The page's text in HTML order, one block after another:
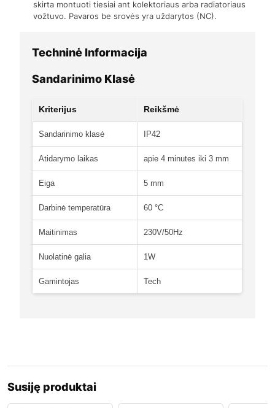
skirta montuoti tiesiai ant kolektoriaus arba radiatoriaus
vožtuvo. Pavaros be srovės yra uždarytos (NC).
Techninė Informacija
Sandarinimo Klasė
Kriterijus Reikšmė
Sandarinimo klasė IP42
Atidarymo laikas apie 4 minutes iki 3 mm
Eiga 5 mm
Darbinė temperatūra 60 °C
Maitinimas 230V/50Hz
Nuolatinė galia 1W
Gamintojas Tech
Susiję produktai